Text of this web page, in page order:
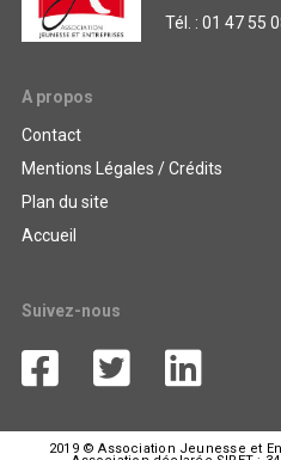
Tél. : 01 47 55
A propos
Contact
Mentions Légales / Crédits
Plan du site
Accueil
Suivez-nous
2019 © Association Jeunesse et